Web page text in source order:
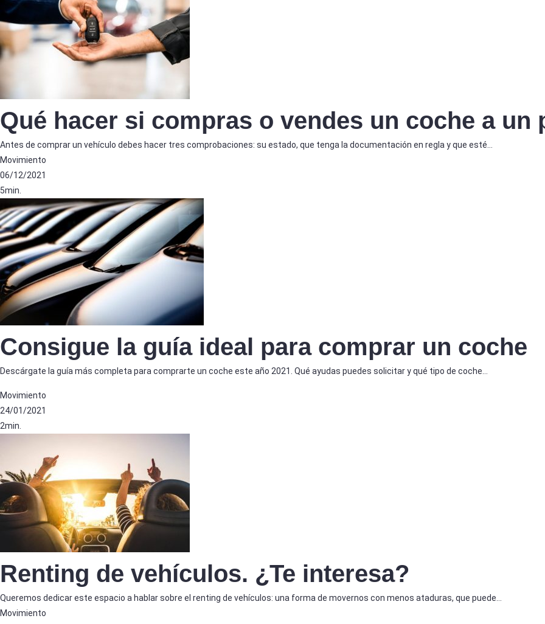
Qué hacer si compras o vendes un coche a un
Antes de comprar un vehículo debes hacer tres comprobaciones: su estado, que tenga la documentación en regla y que esté…
Movimiento
06/12/2021
5min.
Consigue la guía ideal para comprar un coche
Descárgate la guía más completa para comprarte un coche este año 2021. Qué ayudas puedes solicitar y qué tipo de coche…
Movimiento
24/01/2021
2min.
Renting de vehículos. ¿Te interesa?
Queremos dedicar este espacio a hablar sobre el renting de vehículos: una forma de movernos con menos ataduras, que puede…
Movimiento